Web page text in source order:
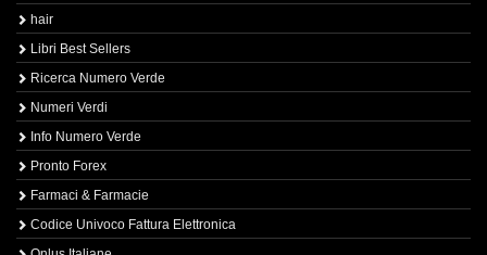
hair
Libri Best Sellers
Ricerca Numero Verde
Numeri Verdi
Info Numero Verde
Pronto Forex
Farmaci & Farmacie
Codice Univoco Fattura Elettronica